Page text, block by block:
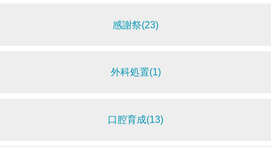
感謝祭(23)
外科処置(1)
口腔育成(13)